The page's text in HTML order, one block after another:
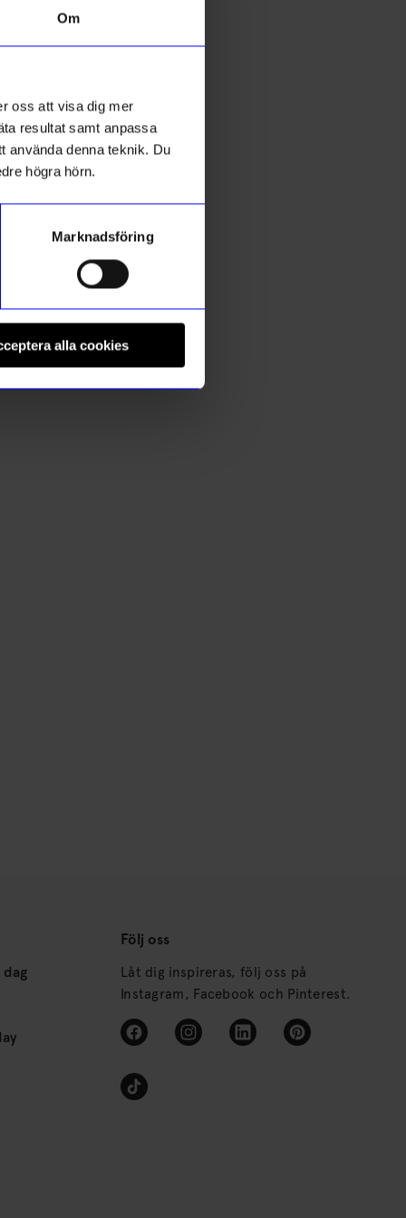
Om
oss att visa dig mer
resultat samt anpassa
använda denna teknik. Du
högra hörn.
Marknadsföring
alla cookiesSpeldosa Kvitter Mini Ljusgul
Följ oss
Låt dig inspireras, följ oss på
Instagram, Facebook och Pinterest.